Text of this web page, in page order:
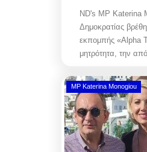
ND's MP Katerina
Δημοκρατίας
εκπομπής «Alpha
μητρότητα, την
MP Katerina Monogiou